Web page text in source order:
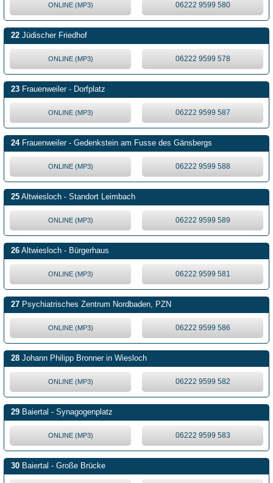
ONLINE (MP3) 06222 9599 580
22 Jüdischer Friedhof
ONLINE (MP3) 06222 9599 578
23 Frauenweiler - Dorfplatz
ONLINE (MP3) 06222 9599 587
24Frauenweiler - Gedenkstein am Fusse des Gänsbergs
ONLINE (MP3) 06222 9599 588
25 Altwiesloch - Standort Leimbach
ONLINE (MP3) 06222 9599 589
26 Altwiesloch - Bürgerhaus
ONLINE (MP3) 06222 9599 581
27 Psychiatrisches Zentrum Nordbaden, PZN
ONLINE (MP3) 06222 9599 586
28 Johann Philipp Bronner in Wiesloch
ONLINE (MP3) 06222 9599 582
29 Baiertal - Synagogenplatz
ONLINE (MP3) 06222 9599 583
30 Baiertal - Große Brücke